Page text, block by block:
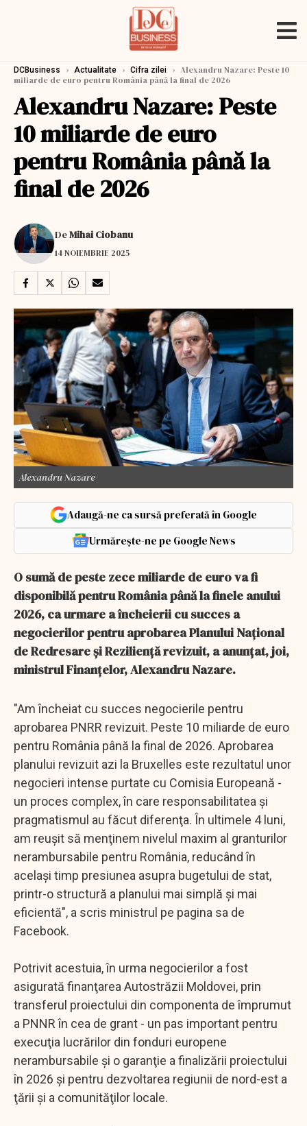
DCBusiness › Actualitate › Cifra zilei › Alexandru Nazare: Peste 10
miliarde de euro pentru România până la final de 2026
Alexandru Nazare: Peste
10 miliarde de euro
pentru România până la
final de 2026
DeMihai Ciobanu
14 NOIEMBRIE 2025
Alexandru Nazare
Adaugă-ne ca sursă preferată în Google
Urmărește-ne pe Google News
O sumă de peste zece miliarde de euro va fi
disponibilă pentru România până la finele anului
2026, ca urmare a încheierii cu succes a
negocierilor pentru aprobarea Planului Naţional
de Redresare şi Rezilienţă revizuit, a anunţat, joi,
ministrul Finanţelor, Alexandru Nazare.
"Am încheiat cu succes negocierile pentru
aprobarea PNRR revizuit. Peste 10 miliarde de euro
pentru România până la final de 2026. Aprobarea
planului revizuit azi la Bruxelles este rezultatul unor
negocieri intense purtate cu Comisia Europeană -
un proces complex, în care responsabilitatea şi
pragmatismul au făcut diferenţa. În ultimele 4 luni,
am reuşit să menţinem nivelul maxim al granturilor
nerambursabile pentru România, reducând în
acelaşi timp presiunea asupra bugetului de stat,
printr-o structură a planului mai simplă şi mai
eficientă", a scris ministrul pe pagina sa de
Facebook.
Potrivit acestuia, în urma negocierilor a fost
asigurată finanţarea Autostrăzii Moldovei, prin
transferul proiectului din componenta de împrumut
a PNNR în cea de grant - un pas important pentru
execuţia lucrărilor din fonduri europene
nerambursabile şi o garanţie a finalizării proiectului
în 2026 şi pentru dezvoltarea regiunii de nord-est a
ţării şi a comunităţilor locale.